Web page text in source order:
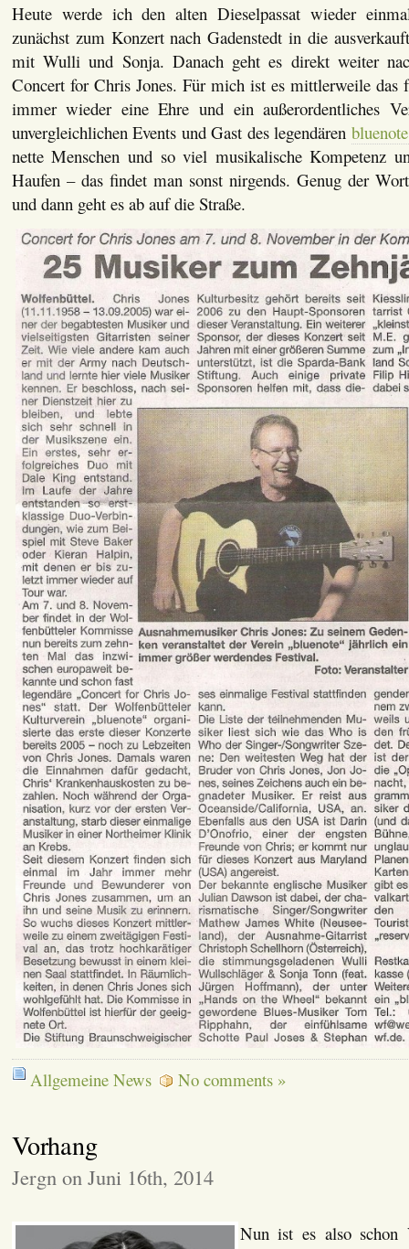
Heute werde ich den alten Dieselpassat wieder
zunächst zum Konzert nach Gadenstedt in die
mit Wulli und Sonja. Danach geht es direkt weiter
Concert for Chris Jones. Für mich ist es mittlerweile das
immer wieder eine Ehre und ein außerordentliches
unvergleichlichen Events und Gast des legendären
nette Menschen und so viel musikalische Kompetenz
Haufen – das findet man sonst nirgends. Genug der
und dann geht es ab auf die Straße.
Allgemeine News No comments »
Vorhang
Jergn on Juni 16th, 2014
Nun ist es also schon